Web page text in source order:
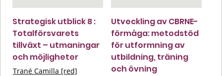
Strategisk utblick 8 :
Totalförsvarets
tillväxt – utmaningar
och möjligheter
Trané Camilla [red]
Utveckling av CBRNE-
förmåga: metodstöd
för utformning av
utbildning, träning
och övning